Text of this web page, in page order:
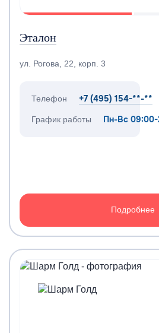
Эталон
ул. Рогова, 22, корп. 3
Телефон +7 (495) 154-**-**
График работы Пн-Вс
Подробнее